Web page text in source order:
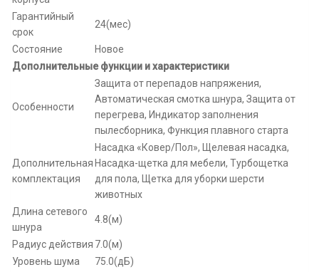
Гарантийный
срок
24(мес)
Состояние
Новое
Дополнительные функции и характеристики
Особенности
Защита от перепадов напряжения,
Автоматическая смотка шнура, Защита от
перегрева, Индикатор заполнения
пылесборника, Функция плавного старта
Дополнительная
комплектация
Насадка «Ковер/Пол», Щелевая насадка,
Насадка-щетка для мебели, Турбощетка
для пола, Щетка для уборки шерсти
животных
Длина сетевого
шнура
4.8(м)
Радиус действия 7.0(м)
Уровень шума
75.0(дБ)